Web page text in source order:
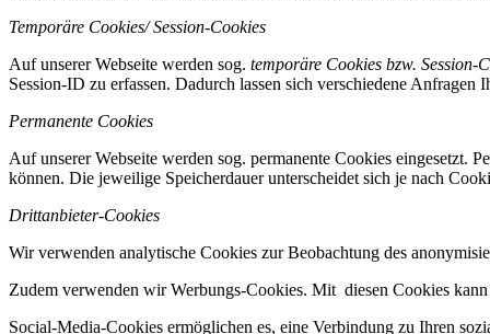
Temporäre Cookies/ Session-Cookies
Auf unserer Webseite werden sog. temporäre Cookies bzw. Session-
Session-ID zu erfassen. Dadurch lassen sich verschiedene
Permanente Cookies
Auf unserer Webseite werden sog. permanente Cookies eingesetzt.
können. Die jeweilige Speicherdauer unterscheidet sich je nach
Drittanbieter-Cookies
Wir verwenden analytische Cookies zur Beobachtung des
Zudem verwenden wir Werbungs-Cookies. Mit diesen Cookies
Social-Media-Cookies ermöglichen es, eine Verbindung zu Ihren